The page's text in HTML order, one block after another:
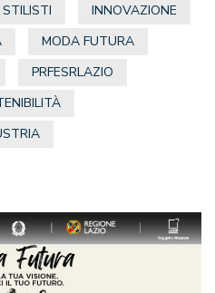
INNOVAZIONE
MODA FUTURA
PRFESRLAZIO